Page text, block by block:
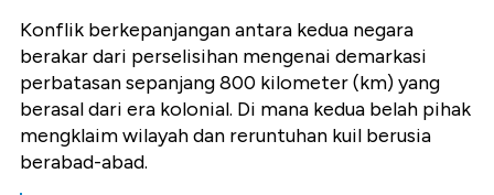
Konflik berkepanjangan antara kedua negara
berakar dari perselisihan mengenai demarkasi
perbatasan sepanjang 800 kilometer (km) yang
berasal dari era kolonial. Di mana kedua belah pihak
mengklaim wilayah dan reruntuhan kuil berusia
berabad-abad.